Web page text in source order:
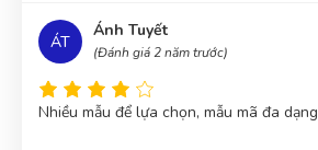
ÁT
Ánh Tuyết
(Đánh giá 2 năm trước)
Nhiều mẫu để lựa chọn, mẫu mã đa dạng